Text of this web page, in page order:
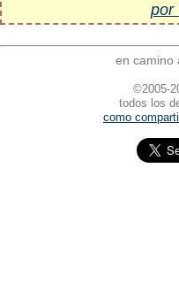
por
en camino
©2005-
todos los
como